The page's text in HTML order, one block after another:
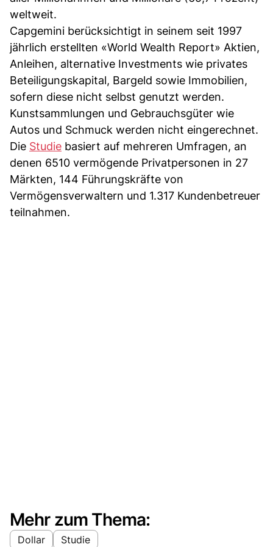
weltweit.
Capgemini berücksichtigt in seinem seit 1997
jährlich erstellten «World Wealth Report» Aktien,
Anleihen, alternative Investments wie privates
Beteiligungskapital, Bargeld sowie Immobilien,
sofern diese nicht selbst genutzt werden.
Kunstsammlungen und Gebrauchsgüter wie
Autos und Schmuck werden nicht eingerechnet.
Die Studie basiert auf mehreren Umfragen, an
denen 6510 vermögende Privatpersonen in 27
Märkten, 144 Führungskräfte von
Vermögensverwaltern und 1.317 Kundenbetreuer
teilnahmen.
Mehr zum Thema:
Dollar Studie